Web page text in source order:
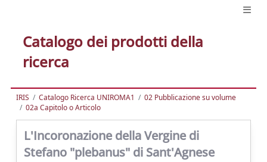
Catalogo dei prodotti della
ricerca
IRIS Catalogo Ricerca UNIROMA1
02 Pubblicazione su volume
02a Capitolo o Articolo
L'Incoronazione della Vergine di
Stefano "plebanus" di Sant'Agnese